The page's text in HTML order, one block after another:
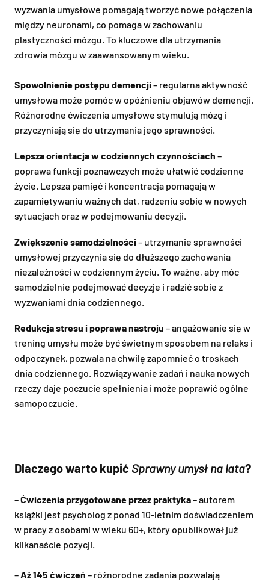
wyzwania umysłowe pomagają tworzyć nowe połączenia
między neuronami, co pomaga w zachowaniu
plastyczności mózgu. To kluczowe dla utrzymania
zdrowia mózgu w zaawansowanym wieku.
Spowolnienie postępu demencji– regularna aktywność
umysłowa może pomóc w opóźnieniu objawów demencji.
Różnorodne ćwiczenia umysłowe stymulują mózg i
przyczyniają się do utrzymania jego sprawności.
Lepsza orientacja w codziennych czynnościach –
poprawa funkcji poznawczych może ułatwić codzienne
życie. Lepsza pamięć i koncentracja pomagają w
zapamiętywaniu ważnych dat, radzeniu sobie w nowych
sytuacjach oraz w podejmowaniu decyzji.
Zwiększenie samodzielności– utrzymanie sprawności
umysłowej przyczynia się do dłuższego zachowania
niezależności w codziennym życiu. To ważne, aby móc
samodzielnie podejmować decyzje i radzić sobie z
wyzwaniami dnia codziennego.
Redukcja stresu i poprawa nastroju – angażowanie się w
trening umysłu może być świetnym sposobem na relaks i
odpoczynek, pozwala na chwilę zapomnieć o troskach
dnia codziennego. Rozwiązywanie zadań i nauka nowych
rzeczy daje poczucie spełnienia i może poprawić ogólne
samopoczucie.
Dlaczego warto kupić Sprawny umysł na lata?
–Ćwiczenia przygotowane przez praktyka– autorem
książki jest psycholog z ponad 10-letnim doświadczeniem
w pracy z osobami w wieku 60+, który opublikował już
kilkanaście pozycji.
– Aż 145 ćwiczeń – różnorodne zadania pozwalają